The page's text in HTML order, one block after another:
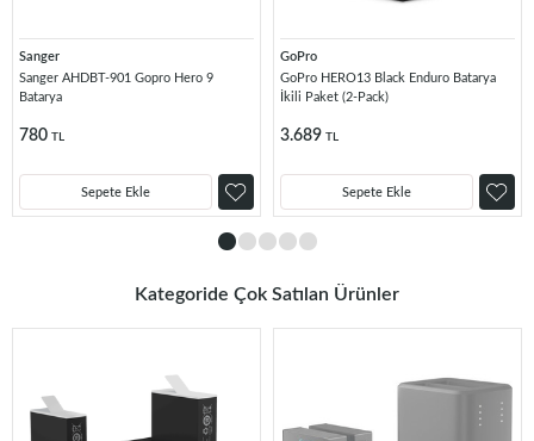
Sanger
Sanger AHDBT-901 Gopro Hero 9
Batarya
780 TL
Sepete Ekle
GoPro
GoPro HERO13 Black Enduro Batarya
İkili Paket (2-Pack)
3.689 TL
Sepete Ekle
Kategoride Çok Satılan Ürünler